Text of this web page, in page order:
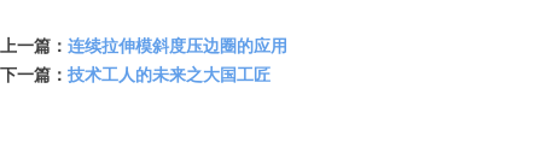
上一篇： 连续拉伸模斜度压边圈的应用
下一篇： 技术工人的未来之大国工匠